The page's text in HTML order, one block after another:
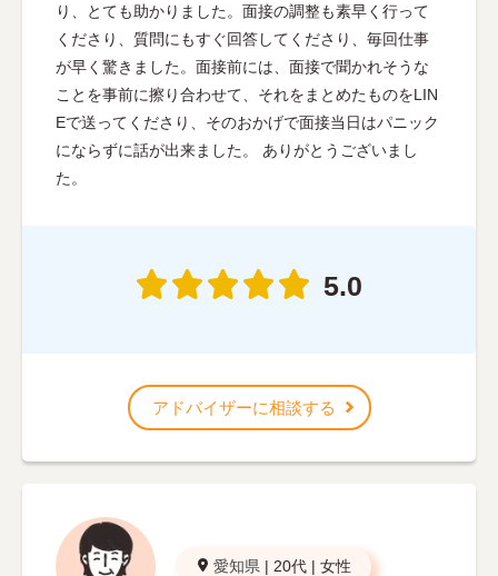
り、とても助かりました。面接の調整も素早く行って
くださり、質問にもすぐ回答してくださり、毎回仕事
が早く驚きました。面接前には、面接で聞かれそうな
ことを事前に擦り合わせて、それをまとめたものをLIN
Eで送ってくださり、そのおかげで面接当日はパニック
にならずに話が出来ました。 ありがとうございまし
た。
5.0
アドバイザーに相談する
愛知県 | 20代 | 女性